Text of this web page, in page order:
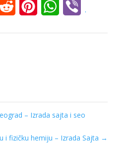
Reddit PinterestWhatsApp
.
– Izrada sajta i seo
i fizičku hemiju – Izrada Sajta →